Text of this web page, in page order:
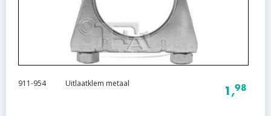
911-954 Uitlaatklem metaal
1,98